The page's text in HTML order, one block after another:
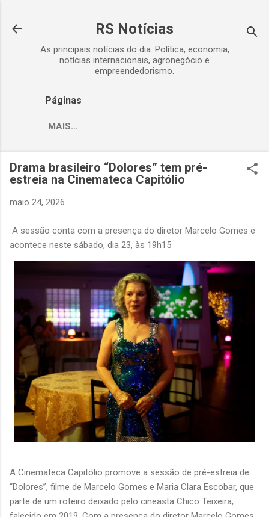
RS Notícias
As principais notícias do dia. Política, economia,
notícias internacionais, agronegócio e
empreendedorismo.
Páginas
MAIS…
Drama brasileiro “Dolores” tem pré-
estreia na Cinemateca Capitólio
maio 24, 2026
A sessão conta com a presença do diretor Marcelo Gomes e
acontece neste sábado, dia 23, às 19h15
A Cinemateca Capitólio promove a sessão de pré-estreia de
“Dolores”, filme de Marcelo Gomes e Maria Clara Escobar, que
parte de um roteiro deixado pelo cineasta Chico Teixeira,